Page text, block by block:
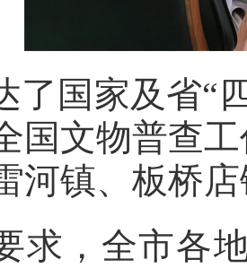
了国家及省“
国文物普查
河镇、板桥
求，全市各